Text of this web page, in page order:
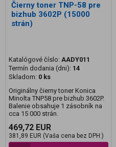
Čierny toner TNP-58 pre
bizhub 3602P (15000
strán)
Katalógové číslo: AADY011
Termín dodania (dni): 14
Skladom: 0 ks
Originálny čierny toner Konica
Minolta TNP58 pre bizhub 3602P.
Balenie obsahuje 1 zásobník na
cca 15 000 strán.
469,72 EUR
381,89 EUR (Vaša cena bez DPH:)